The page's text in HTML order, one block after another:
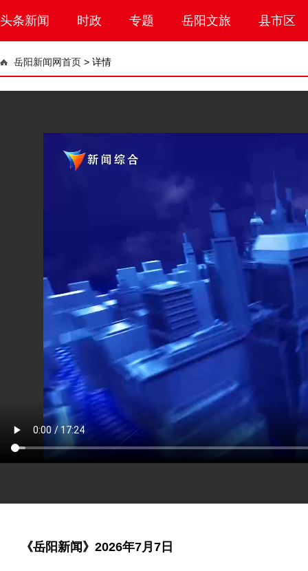
头条新闻 时政 专题 岳阳文旅 县市区
岳阳新闻网首页 > 详情
《岳阳新闻》2026年7月7日